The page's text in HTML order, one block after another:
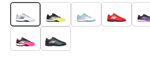
sélectionné